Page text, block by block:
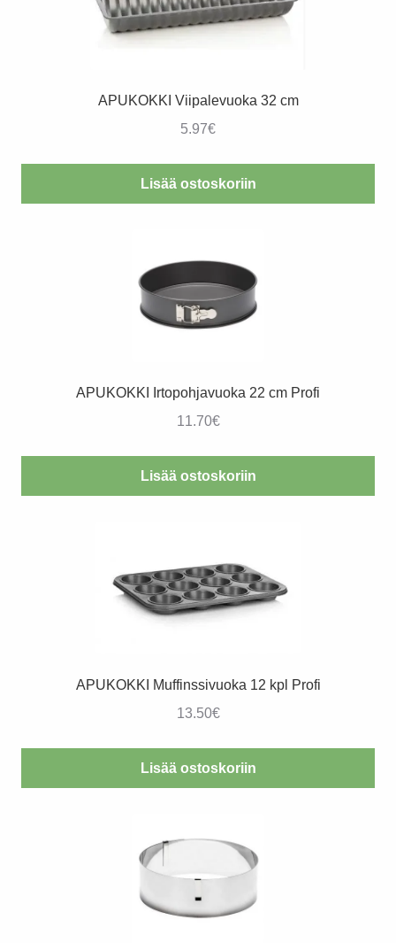
APUKOKKI Viipalevuoka 32 cm
5.97€
Lisää ostoskoriin
APUKOKKI Irtopohjavuoka 22 cm Profi
11.70€
Lisää ostoskoriin
APUKOKKI Muffinssivuoka 12 kpl Profi
13.50€
Lisää ostoskoriin